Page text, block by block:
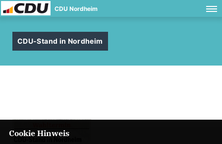
CDU Nordheim
CDU-Stand in Nordheim
Cookie Hinweis